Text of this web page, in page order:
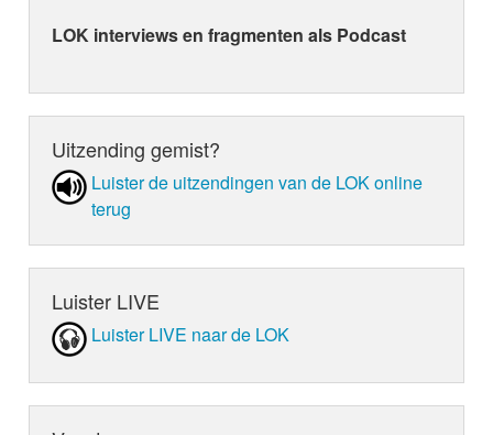
LOK interviews en fragmenten als Podcast
Uitzending gemist?
Luister de uit­zen­din­gen van de LOK online
terug
Luister LIVE
Luister LIVE naar de LOK